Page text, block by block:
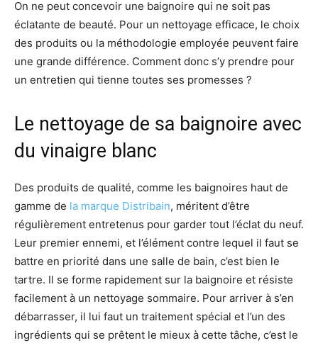
On ne peut concevoir une baignoire qui ne soit pas
éclatante de beauté. Pour un nettoyage efficace, le choix
des produits ou la méthodologie employée peuvent faire
une grande différence. Comment donc s’y prendre pour
un entretien qui tienne toutes ses promesses ?
Le nettoyage de sa baignoire avec
du vinaigre blanc
Des produits de qualité, comme les baignoires haut de
gamme de la marque Distribain, méritent d’être
régulièrement entretenus pour garder tout l’éclat du neuf.
Leur premier ennemi, et l’élément contre lequel il faut se
battre en priorité dans une salle de bain, c’est bien le
tartre. Il se forme rapidement sur la baignoire et résiste
facilement à un nettoyage sommaire. Pour arriver à s’en
débarrasser, il lui faut un traitement spécial et l’un des
ingrédients qui se prêtent le mieux à cette tâche, c’est le